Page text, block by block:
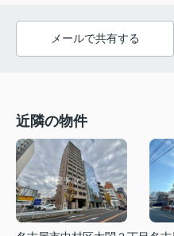
メールで共有する
近隣の物件